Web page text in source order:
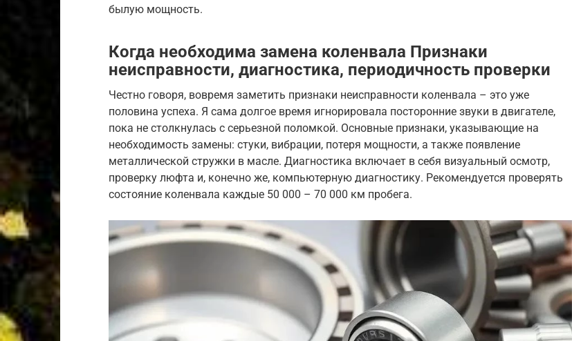
былую мощность.
Когда необходима замена коленвала Признаки
неисправности, диагностика, периодичность проверки
Честно говоря, вовремя заметить признаки неисправности коленвала – это уже
половина успеха. Я сама долгое время игнорировала посторонние звуки в двигателе,
пока не столкнулась с серьезной поломкой. Основные признаки, указывающие на
необходимость замены: стуки, вибрации, потеря мощности, а также появление
металлической стружки в масле. Диагностика включает в себя визуальный осмотр,
проверку люфта и, конечно же, компьютерную диагностику. Рекомендуется проверять
состояние коленвала каждые 50 000 – 70 000 км пробега.